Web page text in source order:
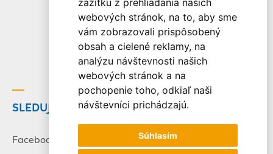
zážitku z prehliadania našich
webových stránok, na to, aby sme
vám zobrazovali prispôsobený
obsah a cielené reklamy, na
analýzu návštevnosti našich
webových stránok a na
pochopenie toho, odkiaľ naši
návštevníci prichádzajú.
Súhlasím
Alternatívne riešenie
sporov
Spracovanie osobných
údajov
SLEDUJTE NÁS
Facebook
Travel, s.r.o. Všetky práva
vyhradené.